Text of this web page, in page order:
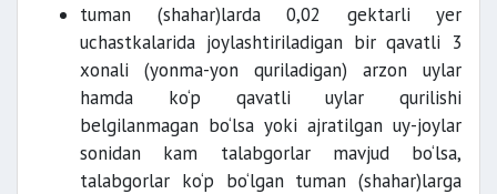
II toifaga kiradigan tumanlarda
tuman (shahar)larda 0,02 gektarli yer
uchastkalarida joylashtiriladigan bir qavatli 3
xonali (yonma-yon quriladigan) arzon uylar
hamda ko‘p qavatli uylar qurilishi
belgilanmagan bo‘lsa yoki ajratilgan uy-joylar
sonidan kam talabgorlar mavjud bo‘lsa,
talabgorlar ko‘p bo‘lgan tuman (shahar)larga